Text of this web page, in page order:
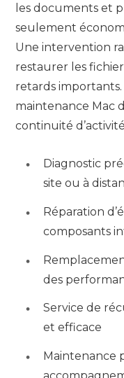
les documents et
seulement
Une intervention
restaurer les
retards importants.
maintenance Mac
continuité
Diagnostic
site ou à
Réparation
composants
des
Service de
et efficace
Maintenance